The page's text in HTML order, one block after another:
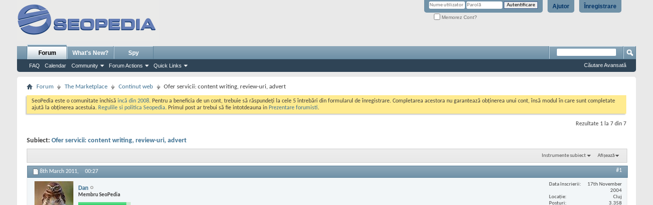
Înregistrare
Ajutor
Memorez Cont?
Forum
FAQ Calendar Community Forum Actions Quick Links
What's New? Spy
Căutare Avansată
Forum The Marketplace Continut web Ofer servicii: content writing, review-uri, advert
SeoPedia este o comunitate inchisă incă din 2008. Pentru a beneficia de un cont, trebuie să răspundeți la cele 5 întrebări din formularul de înregistrare. Completarea acestora nu garantează obținerea unui cont, însă modul în care sunt completate
ajută la obținerea acestuia. Regulile si politica Seopedia. Primul post ar trebui să fie intotdeauna in Prezentare forumisti.
Rezultate 1 la 7 din 7
Subiect: Ofer servicii: content writing, review-uri, advert
Instrumente subiect Afișează
8th March 2011, 00:27 #1
Dan
Membru SeoPedia
Data înscrierii
17th November
2004
Locaţie
Cluj
Posturi
3.358